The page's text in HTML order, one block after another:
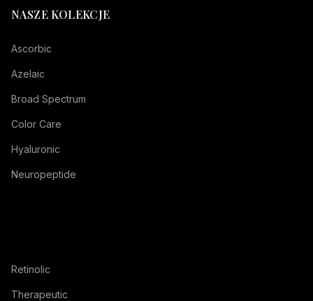
NASZE KOLEKCJE
Ascorbic
Azelaic
Broad Spectrum
Color Care
Hyaluronic
Neuropeptide
Retinolic
Therapeutic